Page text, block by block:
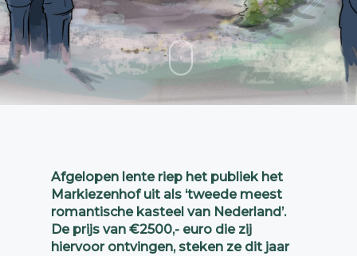
Afgelopen lente riep het publiek het
Markiezenhof uit als ‘tweede meest
romantische kasteel van Nederland’.
De prijs van €2500,- euro die zij
hiervoor ontvingen, steken ze dit jaar